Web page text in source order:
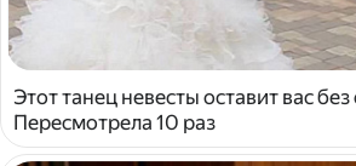
Этот танец невесты оставит вас без
Пересмотрела 10 раз